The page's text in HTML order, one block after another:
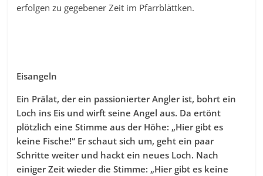
erfolgen zu gegebener Zeit im Pfarrblättken.
Eisangeln
Ein Prälat, der ein passionierter Angler ist, bohrt ein
Loch ins Eis und wirft seine Angel aus. Da ertönt
plötzlich eine Stimme aus der Höhe: „Hier gibt es
keine Fische!“ Er schaut sich um, geht ein paar
Schritte weiter und hackt ein neues Loch. Nach
einiger Zeit wieder die Stimme: „Hier gibt es keine